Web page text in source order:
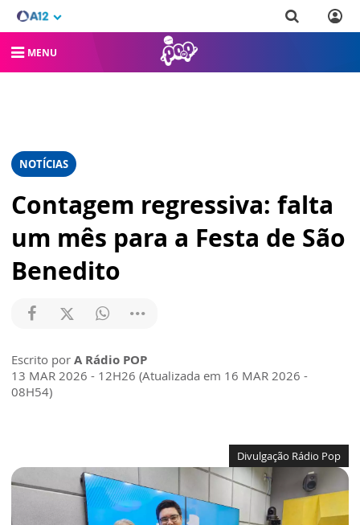
MENU
NOTÍCIAS
Contagem regressiva: falta
um mês para a Festa de São
Benedito
Escrito por A Rádio POP
13 MAR 2026 - 12H26 (Atualizada em 16 MAR 2026 -
08H54)
Divulgação Rádio Pop